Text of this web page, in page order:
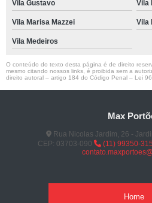
Vila Gustavo Vila
Vila Marisa Mazzei Vila
Vila Medeiros
O conteúdo do texto desta página é de direito
mesmo citando nossos links, é proibida sem a
direito autoral – artigo 184 do Código Penal – Lei
Max
Rua Nicolas Jardim, 26 -
CEP: 03703-090
(11) 99350-
Home